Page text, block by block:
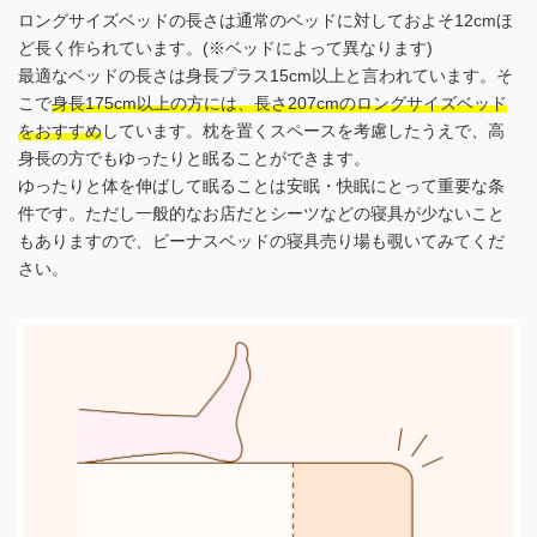
ロングサイズベッドの長さは通常のベッドに対しておよそ12cmほ
ど長く作られています。(※ベッドによって異なります)
最適なベッドの長さは身長プラス15cm以上と言われています。そ
こで身長175cm以上の方には、長さ207cmのロングサイズベッド
をおすすめしています。枕を置くスペースを考慮したうえで、高
身長の方でもゆったりと眠ることができます。
ゆったりと体を伸ばして眠ることは安眠・快眠にとって重要な条
件です。ただし一般的なお店だとシーツなどの寝具が少ないこと
もありますので、ビーナスベッドの寝具売り場も覗いてみてくだ
さい。